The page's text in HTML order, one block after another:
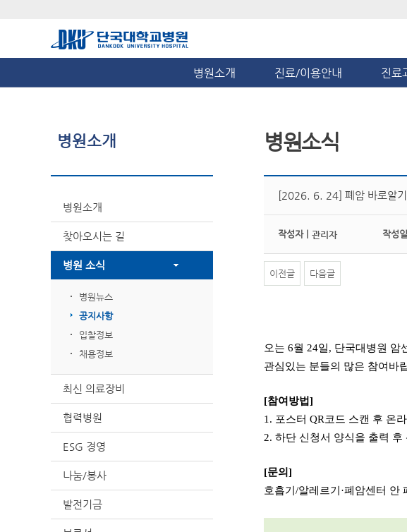
병원소개 진료/이용안내 진료
병원소개
병원소개
찾아오시는 길
병원 소식
병원뉴스
공지사항
입찰정보
채용정보
최신 의료장비
협력병원
ESG 경영
나눔/봉사
발전기금
병원소식
[2026. 6. 24] 폐암 바로알
작성자 | 관리자 작성일 |
이전글 다음글
오는 6월 24일, 단국대병원 암
관심있는 분들의 많은 참여바
[참여방법]
1. 포스터 QR코드 스캔 후 온
2. 하단 신청서 양식을 출력
[문의]
호흡기/알레르기·폐암센터 안